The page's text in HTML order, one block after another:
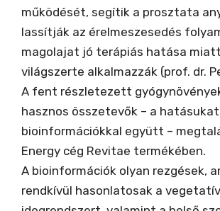
működését, segítik a prosztata
lassítják az érelmeszesedés
magolajat jó terápiás hatása
világszerte alkalmazzák (prof. dr.
A fent részletezett
hasznos összetevők – a
bioinformációkkal együtt –
Energy cég Revitae termékében.
A bioinformációk olyan rezgések,
rendkívül hasonlatosak a vegetatív